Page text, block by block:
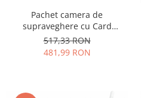
Pachet camera de
supraveghere cu Card
MicroSD 64 GB, Reolink RLC
510WA WIFI, rezolutie de 5MP
Super HD
517,33 RON
481,99 RON